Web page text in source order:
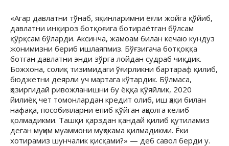
«Агар давлатни тўнаб, яқинларимни ёғли жойга қўйиб,
давлатни инқироз ботқоғига ботираётган бўлсам
қўрқсам бўларди. Аксинча, жамоам билан кечаю кундуз
жонимизни бериб ишлаяпмиз. Бўғзигача ботқоққа
ботган давлатни энди зўрга лойдан судраб чиқдик.
Божхона, солиқ тизимидаги ўғирликни бартараф қилиб,
бюджетни деярли уч мартага кўтардик. Бўлмаса,
ҳозиргидай ривожланишни бу ёққа қўяйлик, 2020
йилиёқ чет томонлардан кредит олиб, иш ҳақи билан
нафақа, пособияларни ёпиб қўйган аҳволга келиб
қолмадикми. Ташқи қарздан қандай қилиб қутиламиз
деган муҳим муаммони муҳокама қилмадикми. Ёки
хотирамиз шунчалик қисқами?» — деб савол берди у.